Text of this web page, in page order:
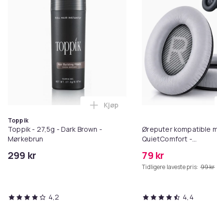
Toppik
Toppik - 27,5g - Dark Brown -
Mørkebrun
299 kr
Legg Toppik - 27,5g - Dark
Kjøp
4,2
Øreputer kompatible
QuietComfort -
79 kr
Tidligere laveste pris: 99 kr
4,4